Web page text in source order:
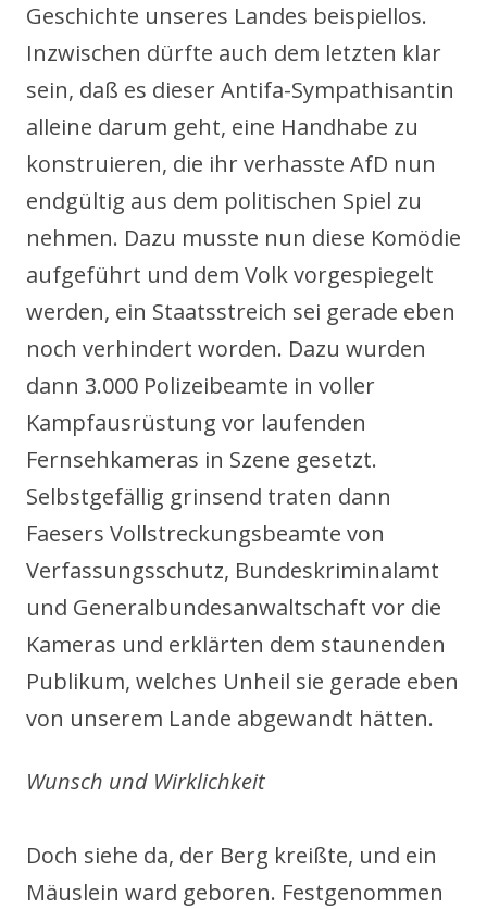
Geschichte unseres Landes beispiellos.
Inzwischen dürfte auch dem letzten klar
sein, daß es dieser Antifa-Sympathisantin
alleine darum geht, eine Handhabe zu
konstruieren, die ihr verhasste AfD nun
endgültig aus dem politischen Spiel zu
nehmen. Dazu musste nun diese Komödie
aufgeführt und dem Volk vorgespiegelt
werden, ein Staatsstreich sei gerade eben
noch verhindert worden. Dazu wurden
dann 3.000 Polizeibeamte in voller
Kampfausrüstung vor laufenden
Fernsehkameras in Szene gesetzt.
Selbstgefällig grinsend traten dann
Faesers Vollstreckungsbeamte von
Verfassungsschutz, Bundeskriminalamt
und Generalbundesanwaltschaft vor die
Kameras und erklärten dem staunenden
Publikum, welches Unheil sie gerade eben
von unserem Lande abgewandt hätten.
Wunsch und Wirklichkeit
Doch siehe da, der Berg kreißte, und ein
Mäuslein ward geboren. Festgenommen